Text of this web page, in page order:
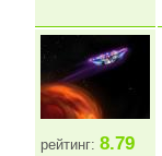
рейтинг: 8.79